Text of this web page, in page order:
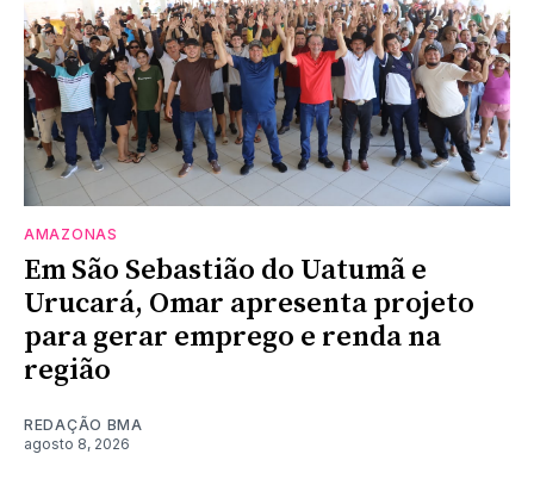
AMAZONAS
Em São Sebastião do Uatumã e
Urucará, Omar apresenta projeto
para gerar emprego e renda na
região
REDAÇÃO BMA
agosto 8, 2026